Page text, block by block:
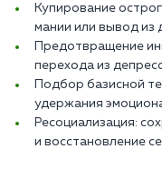
Купирование
мании или вывод из
Предотвращение
перехода из
Подбор базисной
удержания
Ресоциализация:
и восстановление